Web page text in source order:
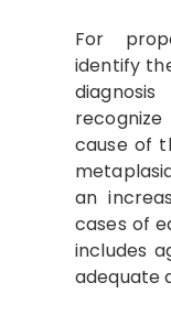
For
identify
cause of
an
cases of
includes
adequate